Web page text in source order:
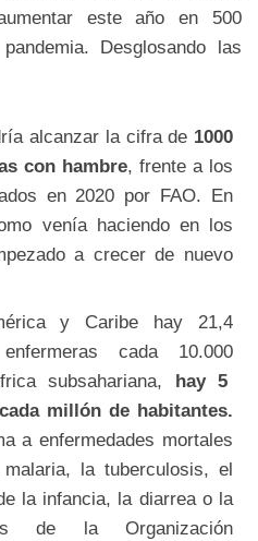
este año en 500
Desglosando las
alcanzar la cifra de 1000
con hambre, frente a los
en 2020 por FAO. En
venía haciendo en los
a crecer de nuevo
y Caribe hay 21,4
cada 10.000
subsahariana, hay 5
millón de habitantes.
a enfermedades mortales
la tuberculosis, el
la infancia, la diarrea o la
de la Organización